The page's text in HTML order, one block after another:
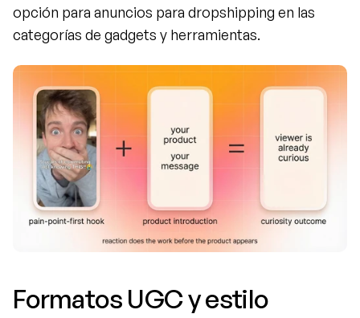
opción para anuncios para dropshipping en las
categorías de gadgets y herramientas.
Formatos UGC y estilo